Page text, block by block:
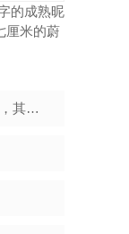
的成熟昵
厘米的蔚
情人节搞笑简短祝福语大全--儿童节，其实也是情人